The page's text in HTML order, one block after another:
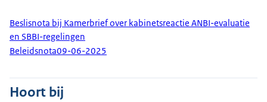
Beslisnota bij Kamerbrief over kabinetsreactie ANBI-evaluatie
en SBBI-regelingen
Beleidsnota09-06-2025
Hoort bij